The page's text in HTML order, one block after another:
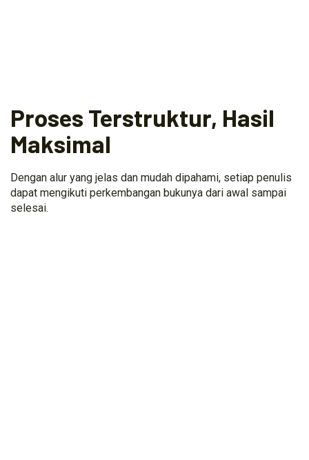
Proses Terstruktur, Hasil
Maksimal
Dengan alur yang jelas dan mudah dipahami, setiap penulis
dapat mengikuti perkembangan bukunya dari awal sampai
selesai.